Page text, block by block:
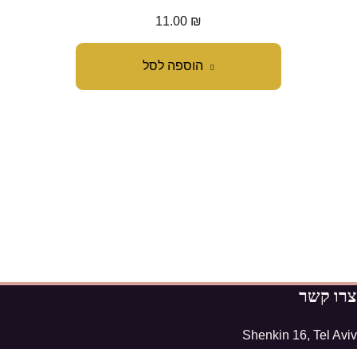
הוספה לסל
11.00 ₪
צרו קשר
Shenkin 16, Tel Aviv